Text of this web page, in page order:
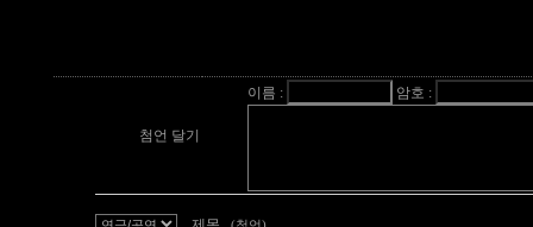
첨언 달기
이름 : 암호 :